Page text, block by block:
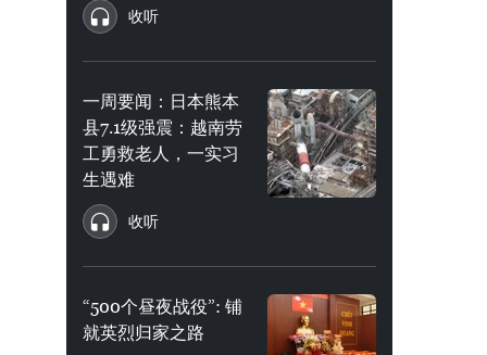
收听
一周要闻：日本熊本
县7.1级强震：越南劳
工勇救老人，一实习
生遇难
收听
“500个昼夜战役”: 铺
就英烈归家之路